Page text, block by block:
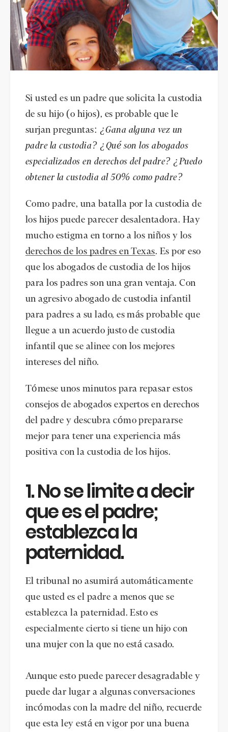
Si usted es un padre que solicita la custodia
de su hijo (o hijos), es probable que le
surjan preguntas: ¿Gana alguna vez un
padre la custodia? ¿Qué son los abogados
especializados en derechos del padre? ¿Puedo
obtener la custodia al 50% como padre?
Como padre, una batalla por la custodia de
los hijos puede parecer desalentadora. Hay
mucho estigma en torno a los niños y los
derechos de los padres en Texas. Es por eso
que los abogados de custodia de los hijos
para los padres son una gran ventaja. Con
un agresivo abogado de custodia infantil
para padres a su lado, es más probable que
llegue a un acuerdo justo de custodia
infantil que se alinee con los mejores
intereses del niño.
Tómese unos minutos para repasar estos
consejos de abogados expertos en derechos
del padre y descubra cómo prepararse
mejor para tener una experiencia más
positiva con la custodia de los hijos.
1. No se limite a decir
que es el padre;
establezca la
paternidad.
El tribunal no asumirá automáticamente
que usted es el padre a menos que se
establezca la paternidad. Esto es
especialmente cierto si tiene un hijo con
una mujer con la que no está casado.
Aunque esto puede parecer desagradable y
puede dar lugar a algunas conversaciones
incómodas con la madre del niño, recuerde
que esta ley está en vigor por una buena